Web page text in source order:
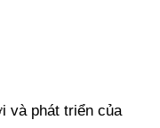
và phát triển của